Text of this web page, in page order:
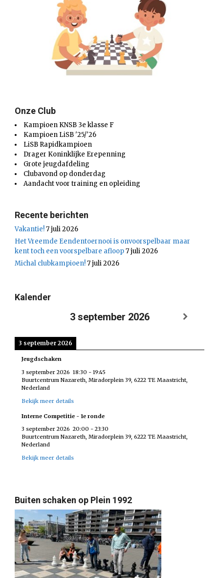
Onze Club
Kampioen KNSB 3e klasse F
Kampioen LiSB '25/'26
LiSB Rapidkampioen
Drager Koninklijke Erepenning
Grote jeugdafdeling
Clubavond op donderdag
Aandacht voor training en opleiding
Recente berichten
Vakantie!7 juli 2026
Het Vreemde Eendentoernooi is onvoorspelbaar maar
kent toch een voorspelbare afloop7 juli 2026
Michal clubkampioen!7 juli 2026
Kalender
3 september 2026
3 september 2026
Jeugdschaken
3 september 2026 18:30 - 19:45
Buurtcentrum Nazareth, Miradorplein 39, 6222 TE Maastricht,
Nederland
Bekijk meer details
Interne Competitie - 1e ronde
3 september 2026 20:00 - 23:30
Buurtcentrum Nazareth, Miradorplein 39, 6222 TE Maastricht,
Nederland
Bekijk meer details
Buiten schaken op Plein 1992